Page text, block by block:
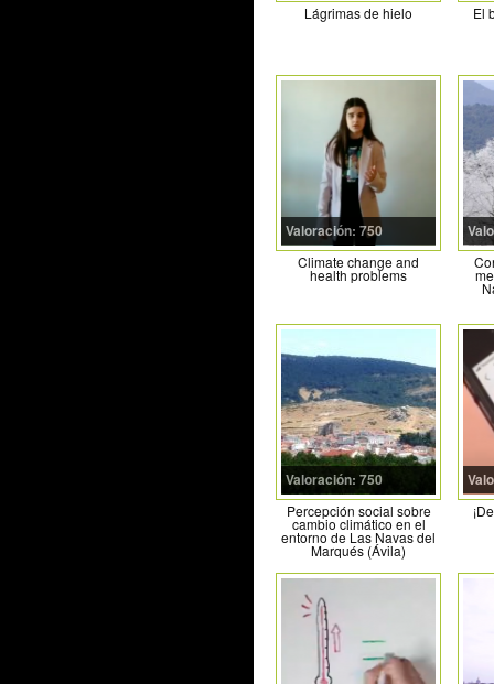
Lágrimas de hielo El
Valoración: 750
Climate change and
health problems
Valoración: 750
Percepción social sobre
cambio climático en el
entorno de Las Navas del
Marqués (Ávila)